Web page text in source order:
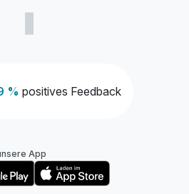
% positives Feedback
App